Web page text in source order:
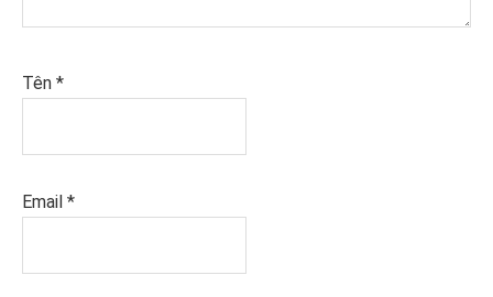
Tên *
Email *